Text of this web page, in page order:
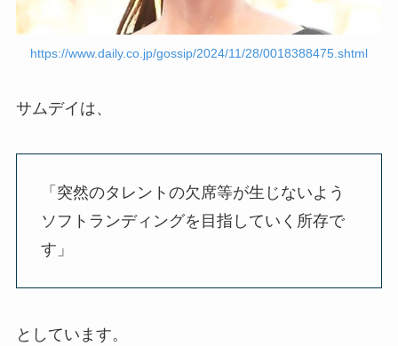
https://www.daily.co.jp/gossip/2024/11/28/0018388475.shtml
サムデイは、
「突然のタレントの欠席等が生じないよう
ソフトランディングを目指していく所存で
す」
としています。